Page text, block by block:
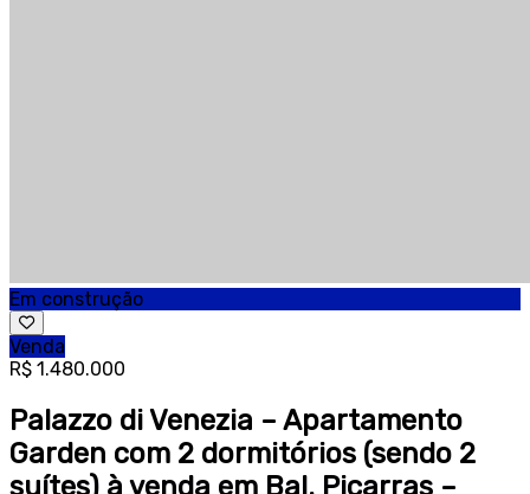
Em construção
Venda
R$ 1.480.000
Palazzo di Venezia – Apartamento
Garden com 2 dormitórios (sendo 2
suítes) à venda em Bal. Piçarras –